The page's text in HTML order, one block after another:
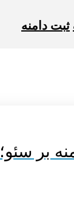
ثبت دامنه
بر